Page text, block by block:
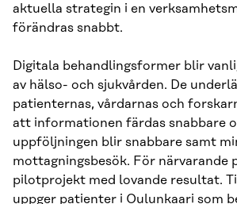
aktuella strategin i en
förändras snabbt.
Digitala behandlingsformer blir
av hälso- och sjukvården. De
patienternas, vårdarnas och
att informationen färdas snabbare
uppföljningen blir snabbare samt
mottagningsbesök. För närvarande
pilotprojekt med lovande resultat.
uppger patienter i Oulunkaari som